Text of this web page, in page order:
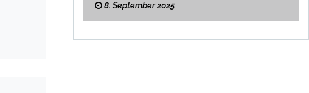
8. September 2025